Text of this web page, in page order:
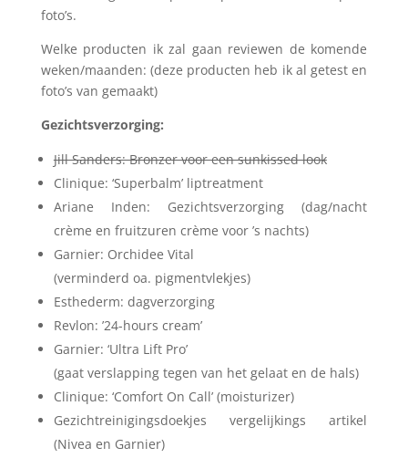
foto’s.
Welke producten ik zal gaan reviewen de komende
weken/maanden: (deze producten heb ik al getest en
foto’s van gemaakt)
Gezichtsverzorging:
Jill Sanders: Bronzer voor een sunkissed look
Clinique: ‘Superbalm’ liptreatment
Ariane Inden: Gezichtsverzorging (dag/nacht
crème en fruitzuren crème voor ’s nachts)
Garnier: Orchidee Vital
(verminderd oa. pigmentvlekjes)
Esthederm: dagverzorging
Revlon: ’24-hours cream’
Garnier: ‘Ultra Lift Pro’
(gaat verslapping tegen van het gelaat en de hals)
Clinique: ‘Comfort On Call’ (moisturizer)
Gezichtreinigingsdoekjes vergelijkings artikel
(Nivea en Garnier)